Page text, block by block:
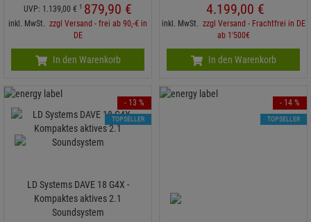
UVP: 1.139,00 € 1 879,90 €
inkl. MwSt. zzgl Versand - frei ab 90,-€ in
DE
In den Warenkorb
4.199,00 €
inkl. MwSt. zzgl Versand - Frachtfrei in DE
ab 1'500€
In den Warenkorb
LD Systems DAVE 18 G4X -
Kompaktes aktives 2.1
Soundsystem
- 13 %
TOPSELLER
- 14 %
TOPSELLER